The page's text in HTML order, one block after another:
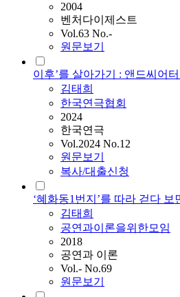
2004
벤처다이제스트
Vol.63 No.-
원문보기
이후’를 살아가기 : 앤드씨어
김태희
한국연극협회
2024
한국연극
Vol.2024 No.12
원문보기
복사/대출신청
‘혜화동1번지’를 따라 걷다 보
김태희
공연과이론을위한모임
2018
공연과 이론
Vol.- No.69
원문보기